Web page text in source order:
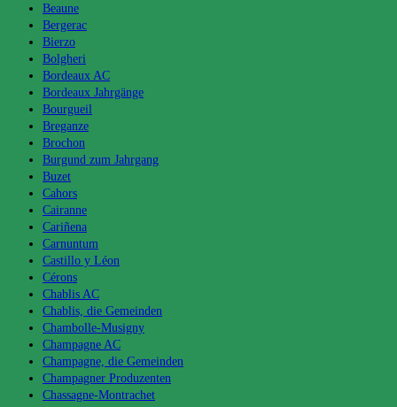
Beaune
Bergerac
Bierzo
Bolgheri
Bordeaux AC
Bordeaux Jahrgänge
Bourgueil
Breganze
Brochon
Burgund zum Jahrgang
Buzet
Cahors
Cairanne
Cariñena
Carnuntum
Castillo y Léon
Cérons
Chablis AC
Chablis, die Gemeinden
Chambolle-Musigny
Champagne AC
Champagne, die Gemeinden
Champagner Produzenten
Chassagne-Montrachet